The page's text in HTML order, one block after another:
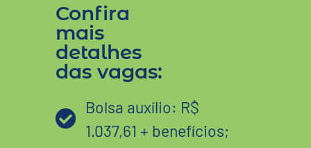
Confira
mais
detalhes
das vagas:
Bolsa auxílio: R$
1.037,61 + benefícios;